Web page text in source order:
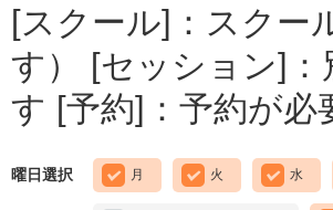
[スクール]：スクー
す） [セッション]：
す [予約]：予約が必
曜日選択 月 火 水